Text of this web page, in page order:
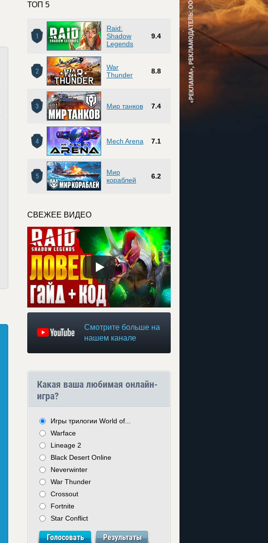
ТОП 5
1
Raid:
Shadow
Legends
9.4
2
War
Thunder
8.8
3 Мир танков 7.4
4 Mech Arena 7.1
5
Мир
кораблей
6.2
СВЕЖЕЕ ВИДЕО
Смотрите больше на
нашем канале
Какая ваша любимая онлайн-
игра?
Игры трилогии World of...
Warface
Lineage 2
Black Desert Online
Neverwinter
War Thunder
Crossout
Fortnite
Star Conflict